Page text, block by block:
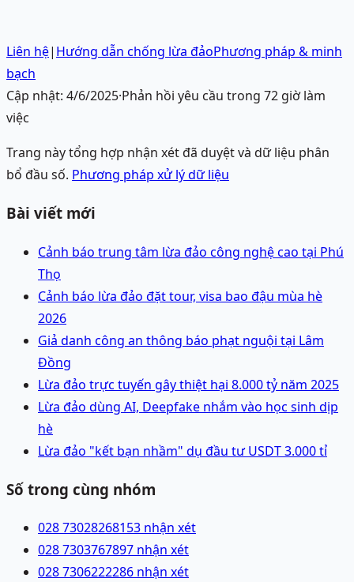
Liên hệ| Hướng dẫn chống lừa đảoPhương pháp & minh
bạch
Cập nhật: 4/6/2025·Phản hồi yêu cầu trong 72 giờ làm
việc
Trang này tổng hợp nhận xét đã duyệt và dữ liệu phân
bổ đầu số. Phương pháp xử lý dữ liệu
Bài viết mới
Cảnh báo trung tâm lừa đảo công nghệ cao tại Phú
Thọ
Cảnh báo lừa đảo đặt tour, visa bao đậu mùa hè
2026
Giả danh công an thông báo phạt nguội tại Lâm
Đồng
Lừa đảo trực tuyến gây thiệt hại 8.000 tỷ năm 2025
Lừa đảo dùng AI, Deepfake nhắm vào học sinh dịp
hè
Lừa đảo "kết bạn nhầm" dụ đầu tư USDT 3.000 tỉ
Số trong cùng nhóm
028 73028268153 nhận xét
028 7303767897 nhận xét
028 7306222286 nhận xét